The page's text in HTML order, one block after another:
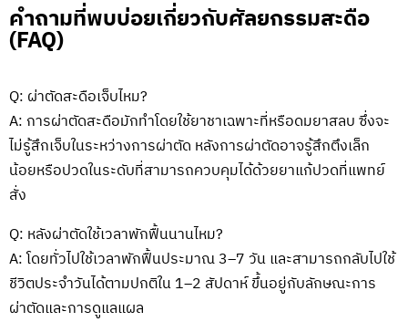
คำถามที่พบบ่อยเกี่ยวกับศัลยกรรมสะดือ
(FAQ)
Q: ผ่าตัดสะดือเจ็บไหม?
A: การผ่าตัดสะดือมักทำโดยใช้ยาชาเฉพาะที่หรือดมยาสลบ ซึ่งจะ
ไม่รู้สึกเจ็บในระหว่างการผ่าตัด หลังการผ่าตัดอาจรู้สึกตึงเล็ก
น้อยหรือปวดในระดับที่สามารถควบคุมได้ด้วยยาแก้ปวดที่แพทย์
สั่ง
Q: หลังผ่าตัดใช้เวลาพักฟื้นนานไหม?
A: โดยทั่วไปใช้เวลาพักฟื้นประมาณ 3–7 วัน และสามารถกลับไปใช้
ชีวิตประจำวันได้ตามปกติใน 1–2 สัปดาห์ ขึ้นอยู่กับลักษณะการ
ผ่าตัดและการดูแลแผล